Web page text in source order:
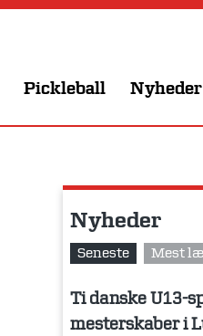
Pickleball
Nyheder
Seneste Mest
Ti danske U13-
mesterskaber i